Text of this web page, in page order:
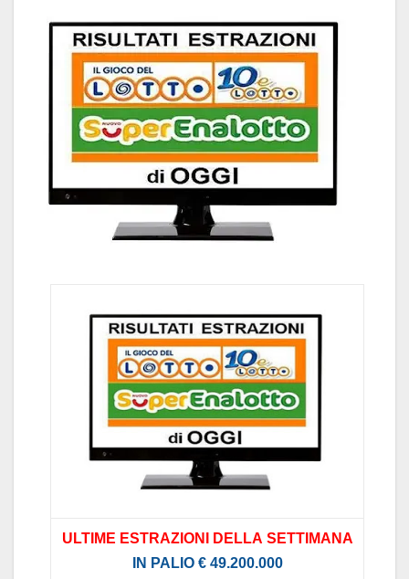
ULTIME ESTRAZIONI DELLA SETTIMANA
IN PALIO € 49.200.000